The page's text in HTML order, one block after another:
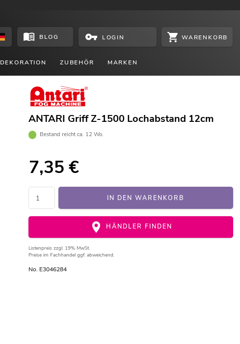
BLOG LOGIN WARENKORB
DEKORATION ZUBEHÖR MARKEN
ANTARI Griff Z-1500 Lochabstand 12cm
Bestand reicht ca. 12 Wo.
7,35 €
IN DEN WARENKORB
HÄNDLER FINDEN
Listenpreis zzgl. 19% MwSt.
Preise im Fachhandel ggf. abweichend.
No. E3046284